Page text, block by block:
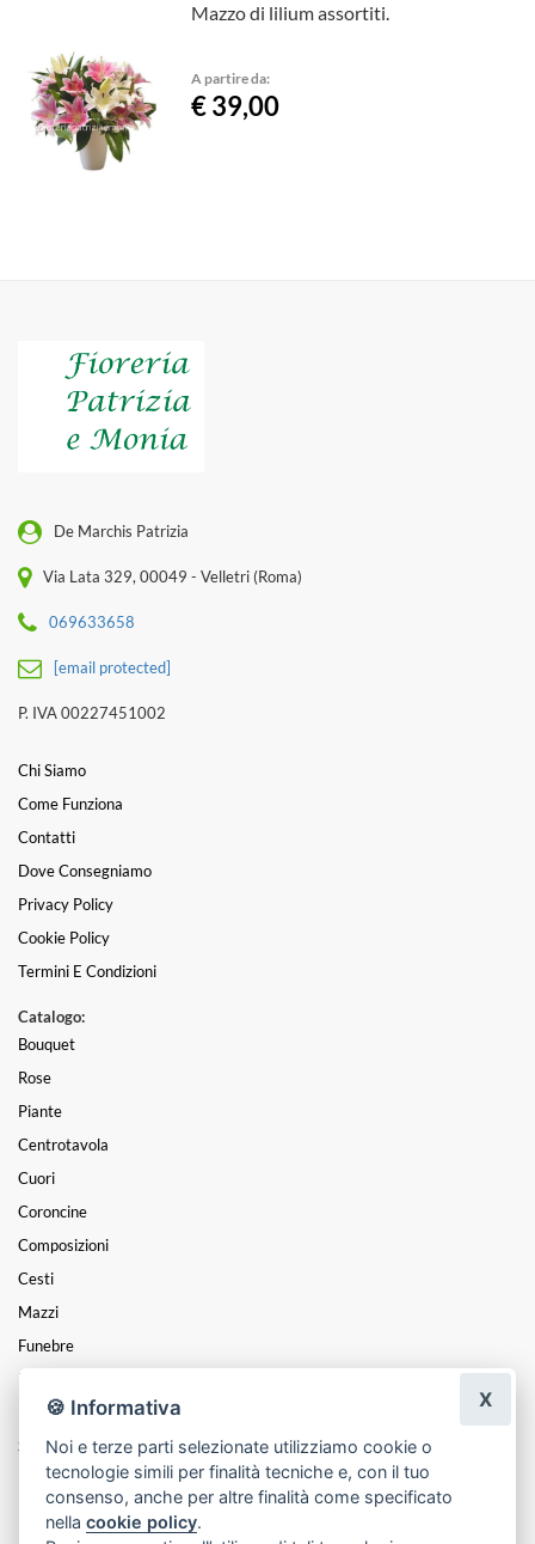
Mazzo di lilium assortiti.
A partire da:
€ 39,00
De Marchis Patrizia
Via Lata 329, 00049 - Velletri (Roma)
069633658
[email protected]
P. IVA 00227451002
Chi Siamo
Come Funziona
Contatti
Dove Consegniamo
Privacy Policy
Cookie Policy
Termini E Condizioni
Catalogo:
Bouquet
Rose
Piante
Centrotavola
Cuori
Coroncine
Composizioni
Cesti
Mazzi
Funebre
Natale
Festa Della Donna
San Valentino
Festa Della Mamma
🍪 Informativa
Noi e terze parti selezionate utilizziamo cookie o
tecnologie simili per finalità tecniche e, con il tuo
consenso, anche per altre finalità come specificato
nellacookie policy.
X